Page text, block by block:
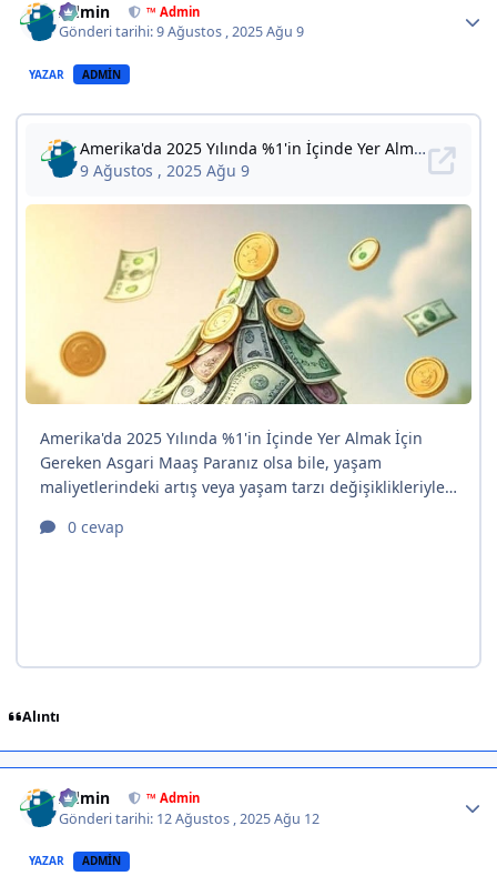
Admin ™ Admin
Gönderi tarihi:9 Ağustos , 2025Ağu 9
YAZAR ADMIN
Alıntı
Admin ™ Admin
Gönderi tarihi: 12 Ağustos , 2025Ağu 12
YAZAR ADMIN